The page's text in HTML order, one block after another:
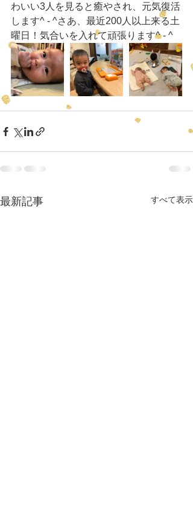
わいい3人を見ると癒やされ、元気復活
します^ - ^さあ、最近200人以上来る土
曜日！気合いを入れて頑張ります^ - ^
最新記事 すべて表示